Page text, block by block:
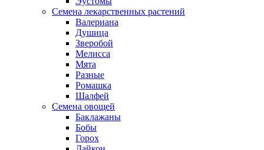
Семена лекарственных растений
Валериана
Душица
Зверобой
Мелисса
Мята
Разные
Ромашка
Шалфей
Семена овощей
Баклажаны
Бобы
Горох